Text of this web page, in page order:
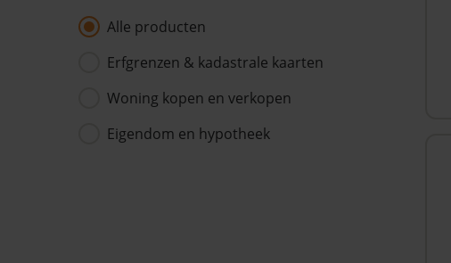
Alle producten
Erfgrenzen & kadastrale kaarten
Woning kopen en verkopen
Eigendom en hypotheek